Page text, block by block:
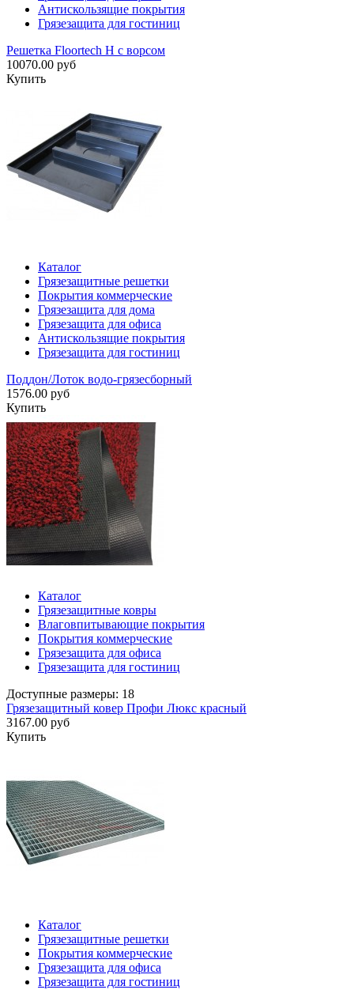
Антискользящие покрытия
Грязезащита для гостиниц
Решетка Floortech H с ворсом
10070.00 руб
Купить
Каталог
Грязезащитные решетки
Покрытия коммерческие
Грязезащита для дома
Грязезащита для офиса
Антискользящие покрытия
Грязезащита для гостиниц
Поддон/Лоток водо-грязесборный
1576.00 руб
Купить
Каталог
Грязезащитные ковры
Влаговпитывающие покрытия
Покрытия коммерческие
Грязезащита для офиса
Грязезащита для гостиниц
Доступные размеры: 18
Грязезащитный ковер Профи Люкс красный
3167.00 руб
Купить
Каталог
Грязезащитные решетки
Покрытия коммерческие
Грязезащита для офиса
Грязезащита для гостиниц